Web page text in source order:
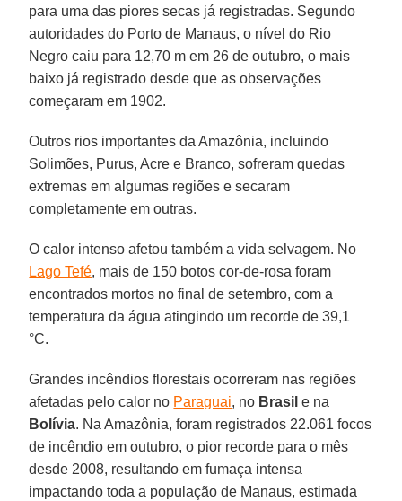
para uma das piores secas já registradas. Segundo
autoridades do Porto de Manaus, o nível do Rio
Negro caiu para 12,70 m em 26 de outubro, o mais
baixo já registrado desde que as observações
começaram em 1902.
Outros rios importantes da Amazônia, incluindo
Solimões, Purus, Acre e Branco, sofreram quedas
extremas em algumas regiões e secaram
completamente em outras.
O calor intenso afetou também a vida selvagem. No
Lago Tefé, mais de 150 botos cor-de-rosa foram
encontrados mortos no final de setembro, com a
temperatura da água atingindo um recorde de 39,1
°C.
Grandes incêndios florestais ocorreram nas regiões
afetadas pelo calor no Paraguai, no Brasil e na
Bolívia. Na Amazônia, foram registrados 22.061 focos
de incêndio em outubro, o pior recorde para o mês
desde 2008, resultando em fumaça intensa
impactando toda a população de Manaus, estimada